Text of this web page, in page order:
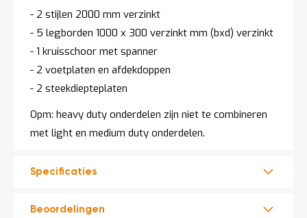
- 2 stijlen 2000 mm verzinkt
- 5 legborden 1000 x 300 verzinkt mm (bxd) verzinkt
- 1 kruisschoor met spanner
- 2 voetplaten en afdekdoppen
- 2 steekdiepteplaten
Opm: heavy duty onderdelen zijn niet te combineren
met light en medium duty onderdelen.
Specificaties
Beoordelingen